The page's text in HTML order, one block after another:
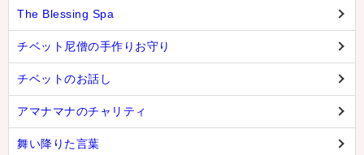
The Blessing Spa
チベット尼僧の手作りお守り
チベットのお話し
アマナマナのチャリティ
舞い降りた言葉